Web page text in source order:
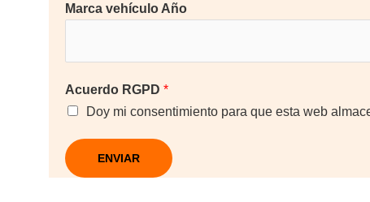
Marca vehículo Año
Acuerdo RGPD *
Doy mi consentimiento para que esta web
ENVIAR